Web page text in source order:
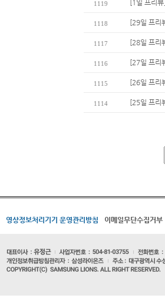
1119 [1일 프리
1118 [29일 프리
1117 [28일 프리
1116 [27일 프리
1115 [26일 프리
1114 [25일 프리
영상정보처리기기 운영관리방침 이메일무단수집거부